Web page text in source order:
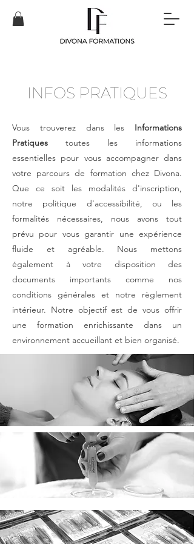
INFOS PRATIQUES
Vous trouverez dans les Informations
Pratiques toutes les informations
essentielles pour vous accompagner dans
votre parcours de formation chez Divona.
Que ce soit les modalités d'inscription,
notre politique d'accessibilité, ou les
formalités nécessaires, nous avons tout
prévu pour vous garantir une expérience
fluide et agréable. Nous mettons
également à votre disposition des
documents importants comme nos
conditions générales et notre règlement
intérieur. Notre objectif est de vous offrir
une formation enrichissante dans un
environnement accueillant et bien organisé.